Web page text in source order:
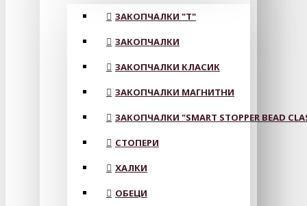
ЗАКОПЧАЛКИ "Т"
ЗАКОПЧАЛКИ
ЗАКОПЧАЛКИ КЛАСИК
ЗАКОПЧАЛКИ МАГНИТНИ
ЗАКОПЧАЛКИ "SMART STOPPER BEAD
СТОПЕРИ
ХАЛКИ
ОБЕЦИ